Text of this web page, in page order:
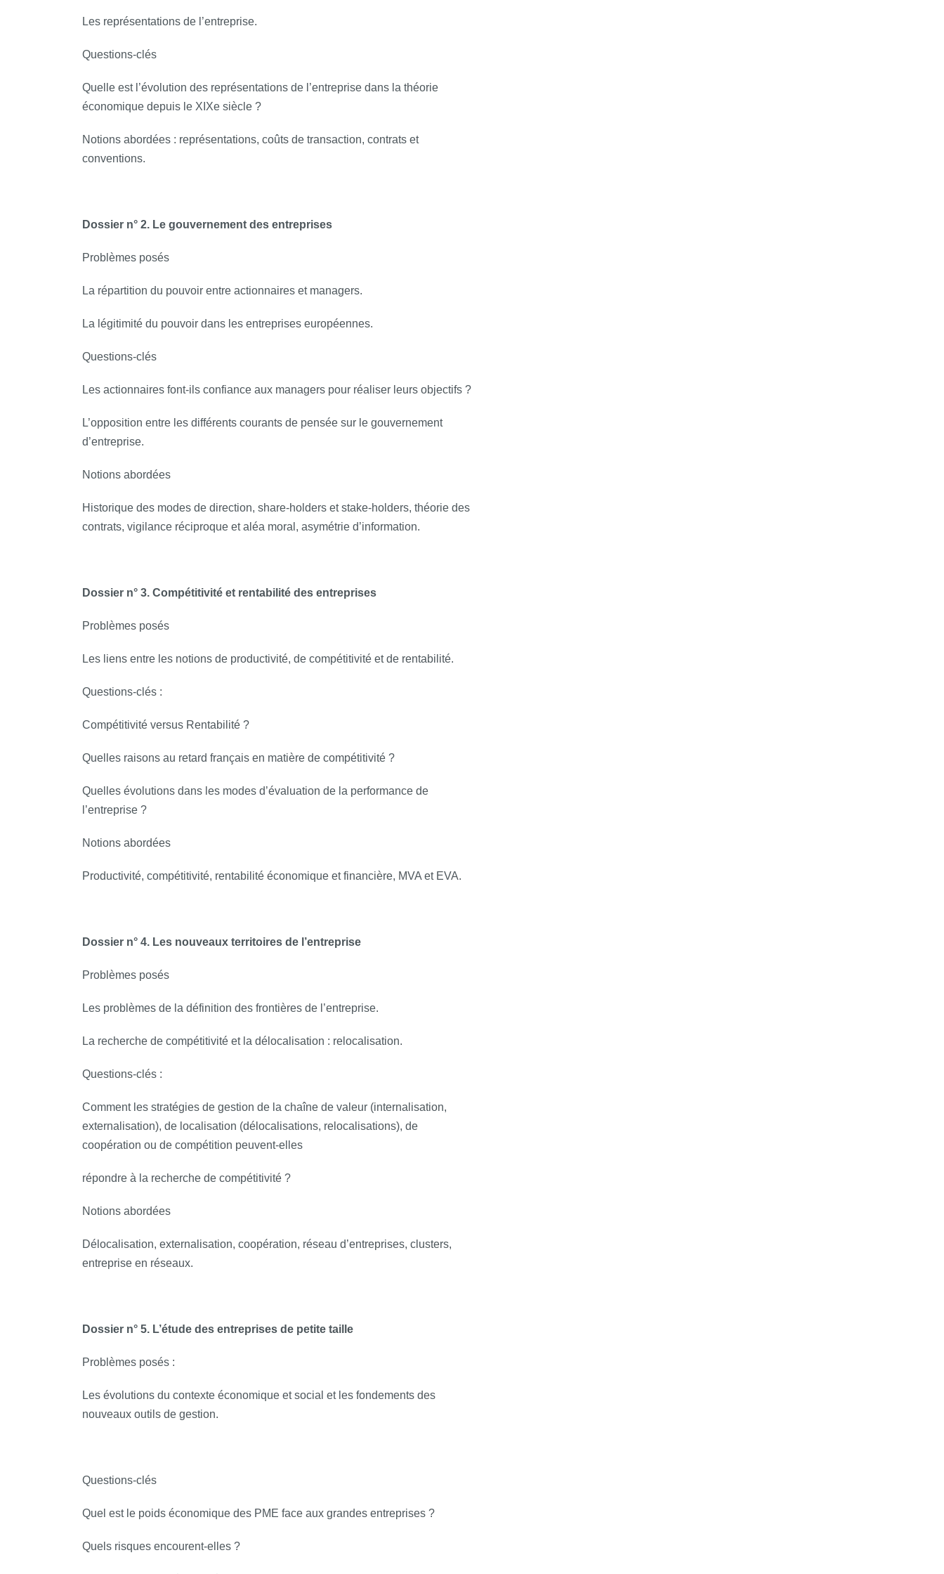
Les représentations de l’entreprise.
Questions-­clés
Quelle est l’évolution des représentations de l’entreprise dans la théorie
économique depuis le XIXe siècle ?
Notions abordées : représentations, coûts de transaction, contrats et
conventions.
Dossier n° 2. Le gouvernement des entreprises
Problèmes posés
La répartition du pouvoir entre actionnaires et managers.
La légitimité du pouvoir dans les entreprises européennes.
Questions‐clés
Les actionnaires font-­ils confiance aux managers pour réaliser leurs objectifs ?
L’opposition entre les différents courants de pensée sur le gouvernement
d’entreprise.
Notions abordées
Historique des modes de direction, share-holders et stake-holders, théorie des
contrats, vigilance réciproque et aléa moral, asymétrie d’information.
Dossier n° 3. Compétitivité et rentabilité des entreprises
Problèmes posés
Les liens entre les notions de productivité, de compétitivité et de rentabilité.
Questions­‐clés :
Compétitivité versus Rentabilité ?
Quelles raisons au retard français en matière de compétitivité ?
Quelles évolutions dans les modes d’évaluation de la performance de
l’entreprise ?
Notions abordées
Productivité, compétitivité, rentabilité économique et financière, MVA et EVA.
Dossier n° 4. Les nouveaux territoires de l’entreprise
Problèmes posés
Les problèmes de la définition des frontières de l’entreprise.
La recherche de compétitivité et la délocalisation : relocalisation.
Questions‐clés :
Comment les stratégies de gestion de la chaîne de valeur (internalisation,
externalisation), de localisation (délocalisations, relocalisations), de
coopération ou de compétition peuvent-elles
répondre à la recherche de compétitivité ?
Notions abordées
Délocalisation, externalisation, coopération, réseau d’entreprises, clusters,
entreprise en réseaux.
Dossier n° 5. L’étude des entreprises de petite taille
Problèmes posés :
Les évolutions du contexte économique et social et les fondements des
nouveaux outils de gestion.
Questions‐clés
Quel est le poids économique des PME face aux grandes entreprises ?
Quels risques encourent-elles ?